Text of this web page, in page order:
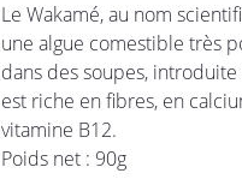
Le Wakamé, au nom
une algue comestible très
dans des soupes,
est riche en fibres, en
vitamine B12.
Poids net : 90g